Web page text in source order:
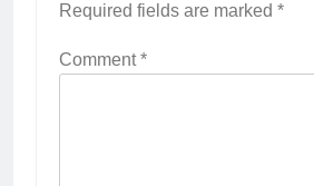
Required fields are marked *
Comment*